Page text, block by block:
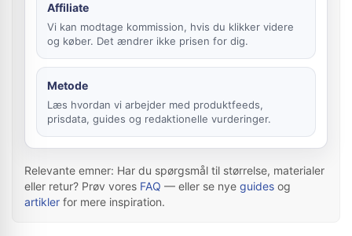
Affiliate
Vi kan modtage kommission, hvis du klikker videre
og køber. Det ændrer ikke prisen for dig.
Metode
Læs hvordan vi arbejder med produktfeeds,
prisdata, guides og redaktionelle vurderinger.
Relevante emner: Har du spørgsmål til størrelse, materialer
eller retur? Prøv vores FAQ — eller se nye guides og
artikler for mere inspiration.